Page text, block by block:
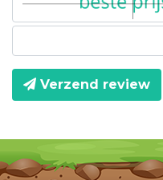
Verzend review